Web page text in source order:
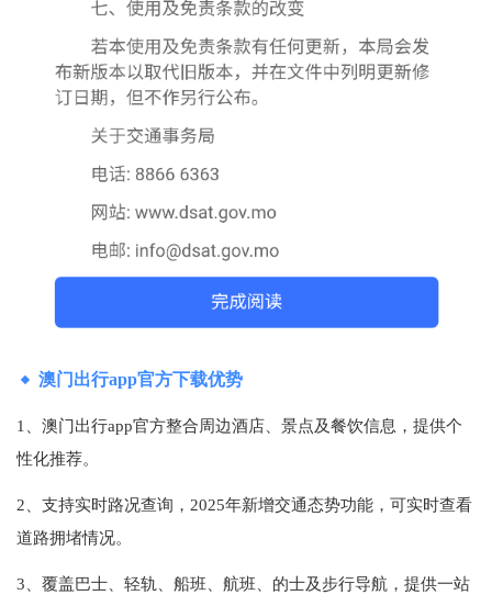
澳门出行app官方下载优势
1、澳门出行app官方整合周边酒店、景点及餐饮信息，提供个
性化推荐。
2、支持实时路况查询，2025年新增交通态势功能，可实时查看
道路拥堵情况。
3、覆盖巴士、轻轨、船班、航班、的士及步行导航，提供一站